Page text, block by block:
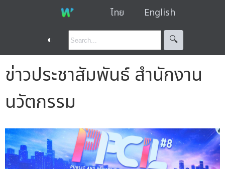
ไทย English
◐ 🔍︎
ข่าวประชาสัมพันธ์ สำนักงาน
นวัตกรรม